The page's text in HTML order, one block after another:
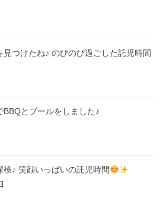
見つけたね♪ のびのび過ごした託児時間
BBQとプールをしました♪
検♪ 笑顔いっぱいの託児時間